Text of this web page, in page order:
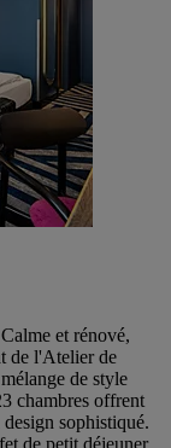
et rénové,
de l'Atelier de
de style
chambres offrent
sophistiqué.